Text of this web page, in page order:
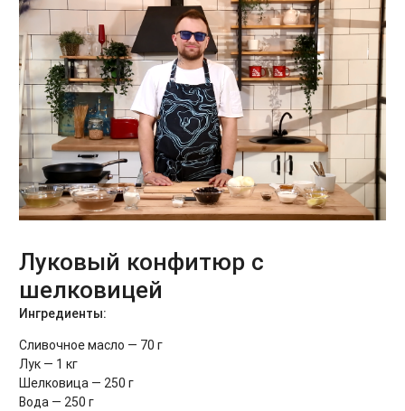
Луковый конфитюр с
шелковицей
Ингредиенты:
Сливочное масло — 70 г
Лук — 1 кг
Шелковица — 250 г
Вода — 250 г